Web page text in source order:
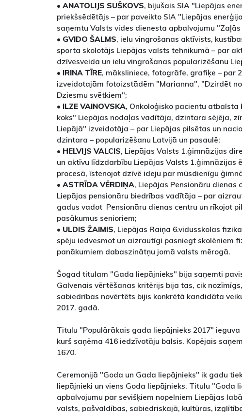
• ANATOLIJS SUŠKOVS, bijušais SIA "Liepājas
priekšsēdētājs – par paveikto SIA "Liepājas
saņemtu Valsts vides dienesta apbalvojumu
• GVIDO ŠALMS, ielu vingrošanas aktīvists,
sporta skolotājs Liepājas valsts tehnikumā – par
dzīvesveida un ielu vingrošanas popularizēšanu
• IRINA TĪRE, māksliniece, fotogrāfe, grafiķe – par
izveidotajām fotoizstādēm "Marianna", "Dzirdēt
Dziesmu svētkiem";
• ILZE VAINOVSKA, Onkoloģisko pacientu atbalsta
koks" Liepājas nodaļas vadītāja, dzintara sējēja,
Liepājā" izveidotāja – par Liepājas pilsētas un
dzintara – popularizēšanu Latvijā un pasaulē;
• HELVIJS VALCIS, Liepājas Valsts 1.ģimnāzijas
un aktīvu līdzdarbību Liepājas Valsts 1.ģimnāzijas
procesā, īstenojot dzīvē ideju par mūsdienīgu
• ASTRĪDA VĒRDIŅA, Liepājas Pensionāru dienas
Liepājas pensionāru biedrības vadītāja – par
gadus vadot Pensionāru dienas centru un rīkojot
pasākumus senioriem;
• ULDIS ŽAIMIS, Liepājas Raiņa 6.vidusskolas
spēju iedvesmot un aizrautīgi pasniegt skolēniem
panākumiem dabaszinātņu jomā valsts mērogā.
Šogad titulam "Gada liepājnieks" bija saņemti
Galvenais vērtēšanas kritērijs bija tas, cik
sabiedrības novērtēts bijis konkrētā kandidāta
2017. gadā.
Titulu "Populārākais gada liepājnieks 2017"
kurš saņēma 416 iedzīvotāju balsis. Kopējais
1670.
Ceremonijā "Goda un Gada liepājnieks" ik gadu
liepājnieki un viens Goda liepājnieks. Titulu "Goda
apbalvojumu par sevišķiem nopelniem Liepājas
valsts, pašvaldības, sabiedriskajā, kultūras,